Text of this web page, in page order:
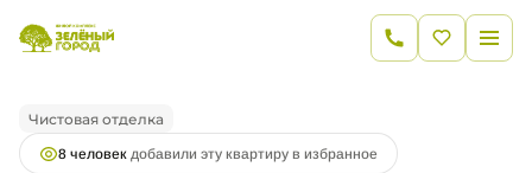
1-комнатная 8 525 594 руб.
Ипотекаот 30 589 руб.
Чистовая отделка
8 человек добавили эту квартиру в избранное